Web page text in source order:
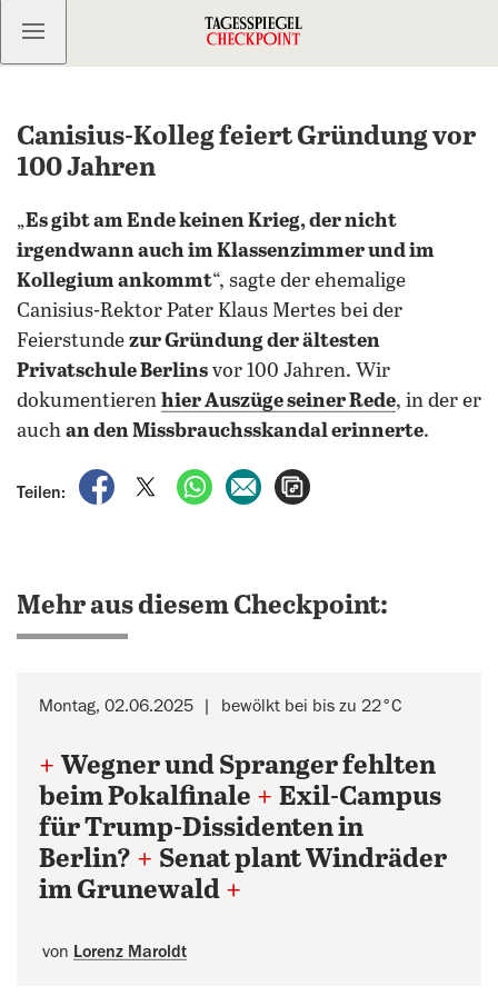
Kostenlos anmelden
Canisius-Kolleg feiert Gründung vor
100 Jahren
„Es gibt am Ende keinen Krieg, der nicht
irgendwann auch im Klassenzimmer und im
Kollegium ankommt“, sagte der ehemalige
Canisius-Rektor Pater Klaus Mertes bei der
Feierstunde zur Gründung der ältesten
Privatschule Berlins vor 100 Jahren. Wir
dokumentieren hier Auszüge seiner Rede, in der er
auch an den Missbrauchsskandal erinnerte.
Teilen:
auf Facebook teilen
auf X teilenper WhatsApp teilen
per E-Mail teilen
Mehr aus diesem Checkpoint:
Montag, 02.06.2025 bewölkt bei bis zu 22°C
+ Wegner und Spranger fehlten
beim Pokalfinale + Exil-Campus
für Trump-Dissidenten in
Berlin? + Senat plant Windräder
im Grunewald +
von Lorenz Maroldt